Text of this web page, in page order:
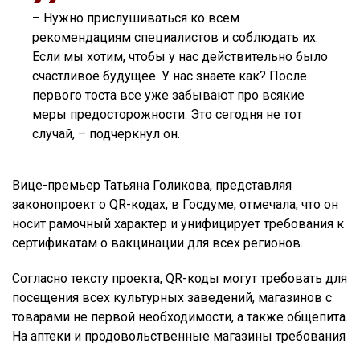
– Нужно прислушиваться ко всем
рекомендациям специалистов и соблюдать их.
Если мы хотим, чтобы у нас действительно было
счастливое будущее. У нас знаете как? После
первого тоста все уже забывают про всякие
меры предосторожности. Это сегодня не тот
случай, – подчеркнул он.
Вице-премьер Татьяна Голикова, представляя
законопроект о QR-кодах, в Госдуме, отмечала, что он
носит рамочный характер и унифицирует требования к
сертификатам о вакцинации для всех регионов.
Согласно тексту проекта, QR-коды могут требовать для
посещения всех культурных заведений, магазинов с
товарами не первой необходимости, а также общепита.
На аптеки и продовольственные магазины требования